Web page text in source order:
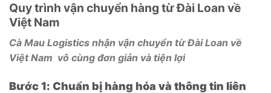
Quy trình vận chuyển hàng từ Đài Loan về
Việt Nam
Cà Mau Logistics nhận vận chuyển từ Đài Loan về
Việt Nam vô cùng đơn giản và tiện lợi
Bước 1: Chuẩn bị hàng hóa và thông tin liên